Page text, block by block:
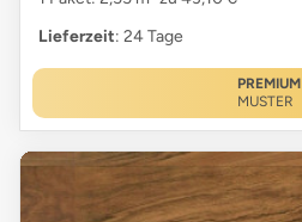
Lieferzeit: 24 Tage
PREMIUM
MUSTER